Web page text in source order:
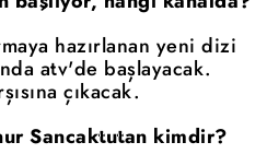
hazırlanan yeni dizi
atv'de başlayacak.
çıkacak.
Sancaktutan kimdir?